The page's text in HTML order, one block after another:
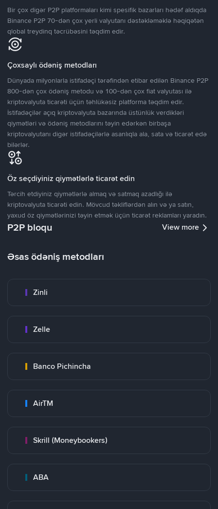
Bir çox digər P2P platformaları kimi spesifik bazarları hədəf aldıqda
Binance P2P 70-dən çox yerli valyutanı dəstəkləməklə həqiqətən
qlobal treydinq təcrübəsini təqdim edir.
Çoxsaylı ödəniş metodları
Dünyada milyonlarla istifadəçi tərəfindən etibar edilən Binance P2P
800-dən çox ödəniş metodu və 100-dən çox fiat valyutası ilə
kriptovalyuta ticarəti üçün təhlükəsiz platforma təqdim edir.
İstifadəçilər açıq kriptovalyuta bazarında üstünlük verdikləri
qiymətləri və ödəniş metodlarını təyin edərkən birbaşa
kriptovalyutanı digər istifadəçilərlə asanlıqla ala, sata və ticarət edə
bilərlər.
Öz seçdiyiniz qiymətlərlə ticarət edin
Tərcih etdiyiniz qiymətlərlə almaq və satmaq azadlığı ilə
kriptovalyuta ticarəti edin. Mövcud təkliflərdən alın və ya satın,
yaxud öz qiymətlərinizi təyin etmək üçün ticarət reklamları yaradın.
P2P bloqu View more
Əsas ödəniş metodları
Zinli
Zelle
Banco Pichincha
AirTM
Skrill (Moneybookers)
ABA